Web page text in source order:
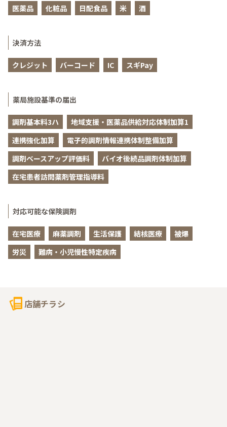
医薬品 化粧品 日配食品 米 酒
決済方法
クレジット バーコード IC スギPay
薬局施設基準の届出
調剤基本料3ハ
地域支援・医薬品供給対応体制加算1
連携強化加算
電子的調剤情報連携体制整備加算
調剤ベースアップ評価料
バイオ後続品調剤体制加算
在宅患者訪問薬剤管理指導料
対応可能な保険調剤
在宅医療 麻薬調剤 生活保護 結核医療
被爆
労災
難病・小児慢性特定疾病
店舗チラシ